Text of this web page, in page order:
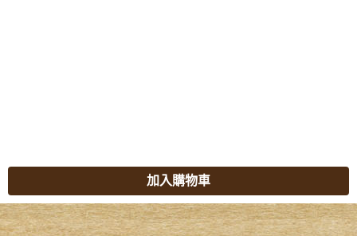
加入購物車